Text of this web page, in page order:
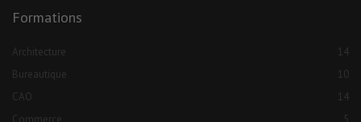
Formations
Architecture
14
Bureautique
10
CAO
14
Commerce
5